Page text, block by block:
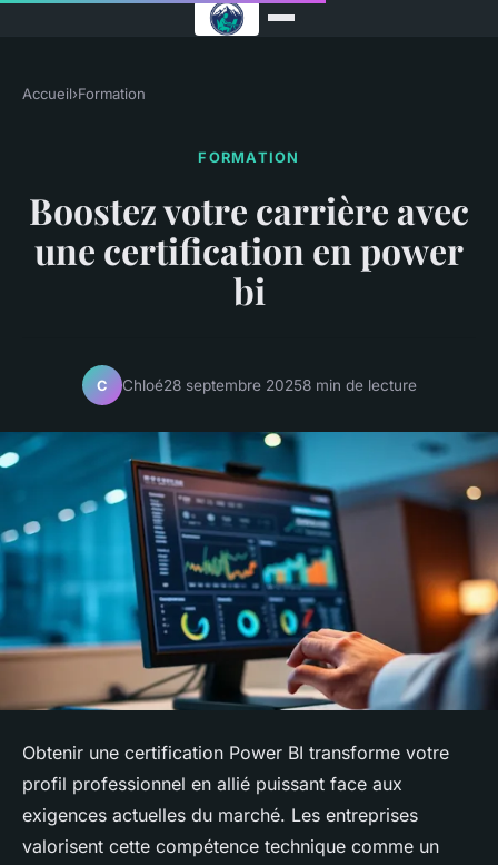
Accueil›Formation
FORMATION
Boostez votre carrière avec
une certification en power
bi
C Chloé28 septembre 20258 min de lecture
Obtenir une certification Power BI transforme votre
profil professionnel en allié puissant face aux
exigences actuelles du marché. Les entreprises
valorisent cette compétence technique comme un